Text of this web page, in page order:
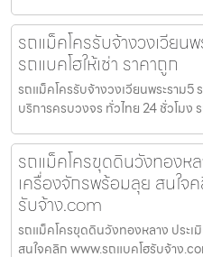
รถแม็คโครรับจ้างวงเวียน
รถแบคโฮให้เช่า ราคาถูก
รถแม็คโครรับจ้างวงเวียนพระราม5
บริการครบวงจร ทั่วไทย 24 ชั่วโมง
รถแม็คโครขุดดินวังทองห
เครื่องจักรพร้อมลุย สนใจ
รับจ้าง.com
รถแม็คโครขุดดินวังทองหลาง ประ
สนใจคลิก www.รถแบคโฮรับจ้าง